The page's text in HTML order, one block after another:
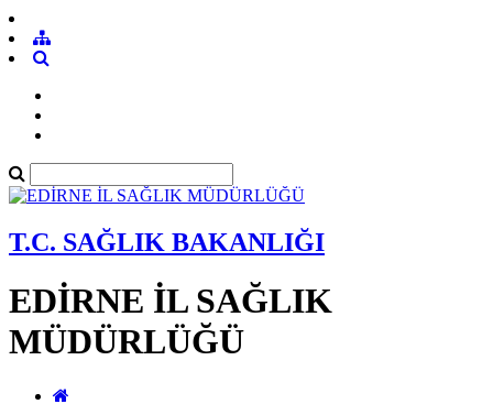
T.C. SAĞLIK BAKANLIĞI
EDİRNE İL SAĞLIK
MÜDÜRLÜĞÜ